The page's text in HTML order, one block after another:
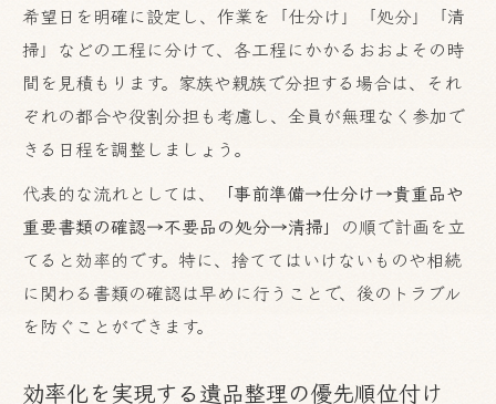
希望日を明確に設定し、作業を「仕分け」「処分」「清
掃」などの工程に分けて、各工程にかかるおおよその時
間を見積もります。家族や親族で分担する場合は、それ
ぞれの都合や役割分担も考慮し、全員が無理なく参加で
きる日程を調整しましょう。
代表的な流れとしては、
「事前準備→仕分け→貴重品や
重要書類の確認→不要品の処分→清掃」 の順で計画を立
てると効率的です。特に、捨ててはいけないものや相続
に関わる書類の確認は早めに行うことで、後のトラブル
を防ぐことができます。
効率化を実現する遺品整理の優先順位付け